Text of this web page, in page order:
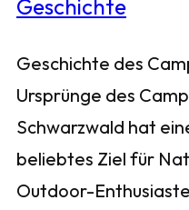
Geschichte des
Ursprünge des
Schwarzwald hat
beliebtes Ziel für
Outdoor-